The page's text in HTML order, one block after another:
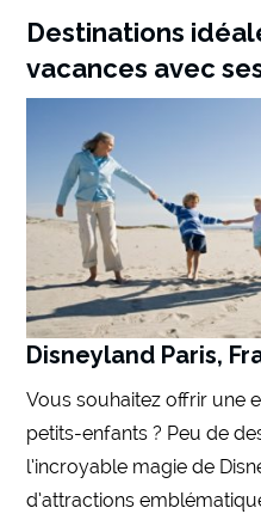
Destinations
vacances avec
Disneyland Paris,
Vous souhaitez offrir une
petits-enfants ? Peu de
l’incroyable magie de
d’attractions